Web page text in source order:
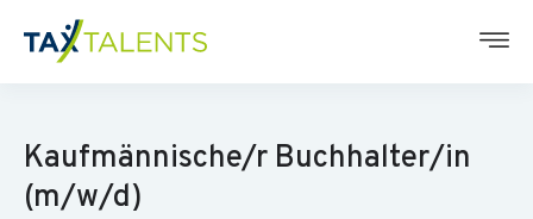
Kaufmännische/r Buchhalter/in
(m/w/d)